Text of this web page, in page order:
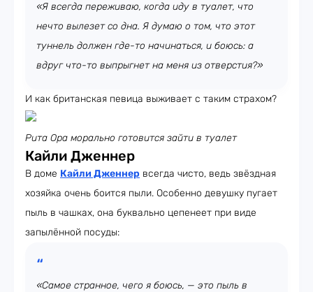
«Я всегда переживаю, когда иду в туалет, что
нечто вылезет со дна. Я думаю о том, что этот
туннель должен где-то начинаться, и боюсь: а
вдруг что-то выпрыгнет на меня из отверстия?»
И как британская певица выживает с таким страхом?
Рита Ора морально готовится зайти в туалет
Кайли Дженнер
В доме Кайли Дженнер всегда чисто, ведь звёздная
хозяйка очень боится пыли. Особенно девушку пугает
пыль в чашках, она буквально цепенеет при виде
запылённой посуды:
«Самое странное, чего я боюсь, — это пыль в